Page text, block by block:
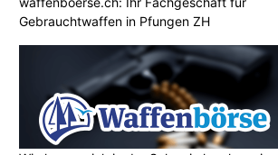
Gebrauchtwaffen in Pfungen ZH